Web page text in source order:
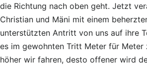
die Richtung nach oben geht. Jetzt
Christian und Mäni mit einem
unterstützten Antritt von uns auf ihre
es im gewohnten Tritt Meter für Meter
höher wir fahren, desto offener wird